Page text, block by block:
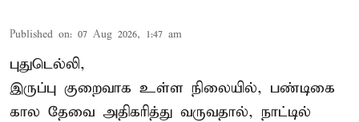
Published on: 07 Aug 2026, 1:47 am
புதுடெல்லி,
இருப்பு குறைவாக உள்ள நிலையில், பண்டிகை
கால தேவை அதிகரித்து வருவதால், நாட்டில்